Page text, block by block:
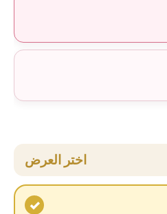
اختر العرض
✓